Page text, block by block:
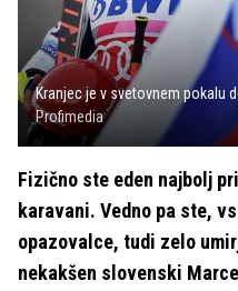
Kranjec je v svetovnem pokalu
Profimedia
Fizično ste eden najbolj
karavani. Vedno pa ste,
opazovalce, tudi zelo
nekakšen slovenski